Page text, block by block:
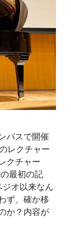
パスで開催
レクチャー
クチャー
最初の記
オ以来なん
ず、確か移
か？内容が